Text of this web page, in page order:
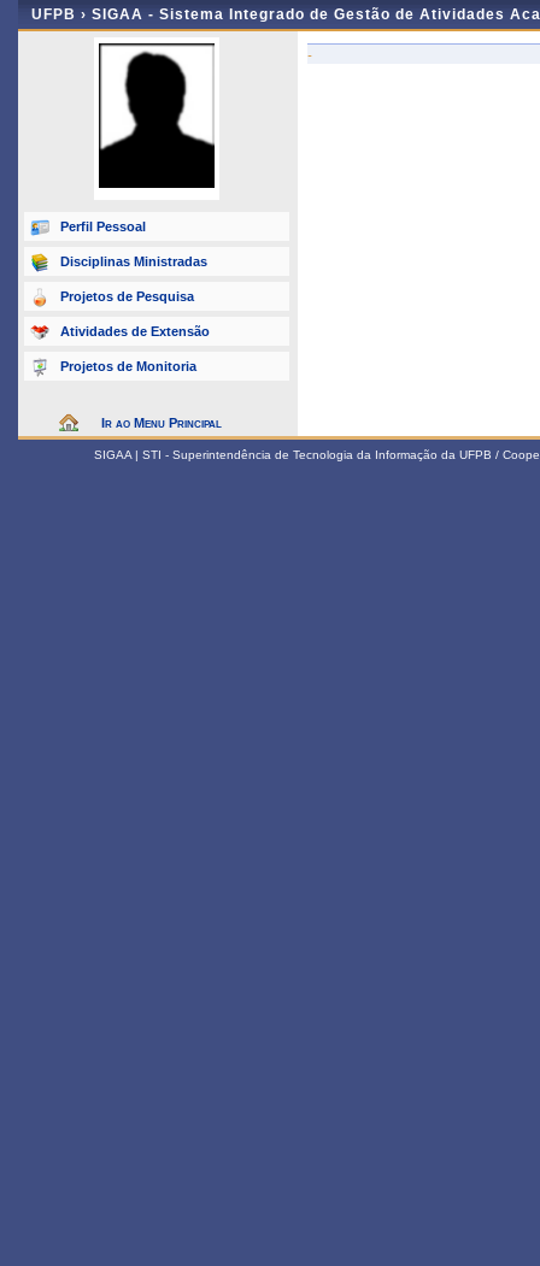
UFPB › SIGAA - Sistema Integrado de Gestão de Atividades
Perfil Pessoal
Disciplinas Ministradas
Projetos de Pesquisa
Atividades de Extensão
Projetos de Monitoria
Ir ao Menu Principal
-
SIGAA | STI - Superintendência de Tecnologia da Informação da UFPB /